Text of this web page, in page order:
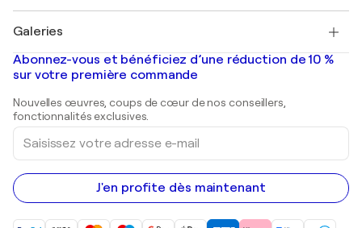
Banksy
Mr. Brainwash
Shepard Fairey
Tableaux abstraits à vendre
Peintures de paysage
Estampes
Peintures acryliques
Galeries
Galeries d'art en France
Galeries d'art en Belgique
Abonnez-vous et bénéficiez d’une réduction de 10 %
sur votre première commande
Nouvelles œuvres, coups de cœur de nos conseillers,
fonctionnalités exclusives.
Saisissez
votre
adresse
e-
mail
J'en profite dès maintenant